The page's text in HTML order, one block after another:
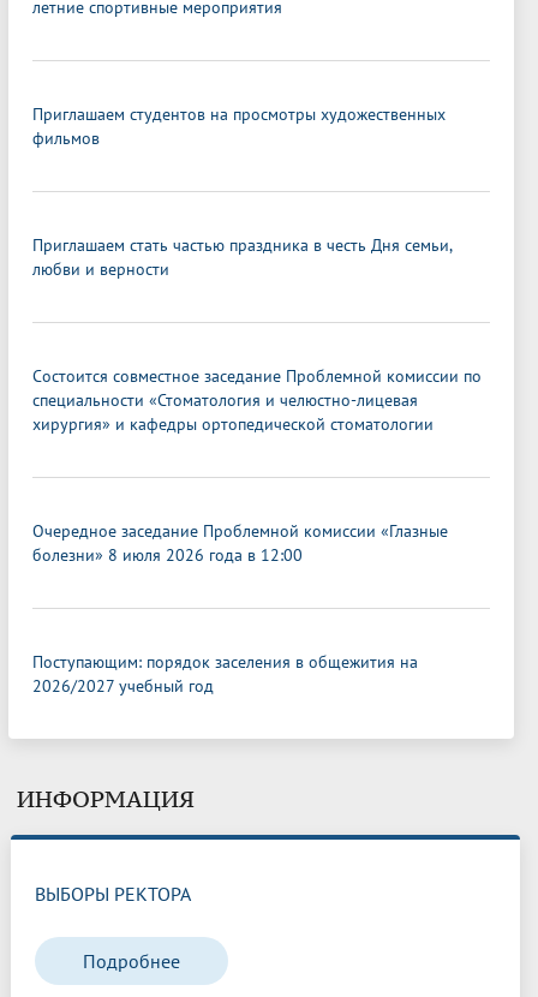
летние спортивные мероприятия
Приглашаем студентов на просмотры художественных
фильмов
Приглашаем стать частью праздника в честь Дня семьи,
любви и верности
Состоится совместное заседание Проблемной комиссии по
специальности «Стоматология и челюстно-лицевая
хирургия» и кафедры ортопедической стоматологии
Очередное заседание Проблемной комиссии «Глазные
болезни» 8 июля 2026 года в 12:00
Поступающим: порядок заселения в общежития на
2026/2027 учебный год
ИНФОРМАЦИЯ
ВЫБОРЫ РЕКТОРА
Подробнее